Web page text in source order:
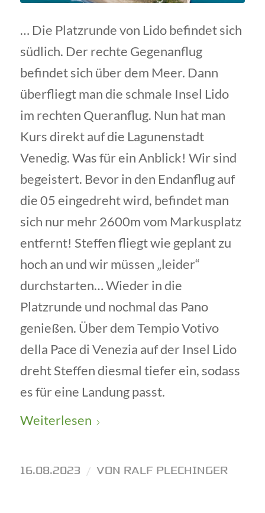
… Die Platzrunde von Lido befindet sich
südlich. Der rechte Gegenanflug
befindet sich über dem Meer. Dann
überfliegt man die schmale Insel Lido
im rechten Queranflug. Nun hat man
Kurs direkt auf die Lagunenstadt
Venedig. Was für ein Anblick! Wir sind
begeistert. Bevor in den Endanflug auf
die 05 eingedreht wird, befindet man
sich nur mehr 2600m vom Markusplatz
entfernt! Steffen fliegt wie geplant zu
hoch an und wir müssen „leider“
durchstarten… Wieder in die
Platzrunde und nochmal das Pano
genießen. Über dem Tempio Votivo
della Pace di Venezia auf der Insel Lido
dreht Steffen diesmal tiefer ein, sodass
es für eine Landung passt.
Weiterlesen
16.08.2023 / VON RALF PLECHINGER